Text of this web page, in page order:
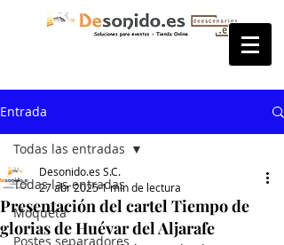
Entrada
Todas las entradas
Moqueta
Postes separadores
Todas las entradas
Presentación del cartel Tiempo de
glorias de Huévar del Aljarafe
Desonido.es S.C.
27 abr 20251 min de lectura